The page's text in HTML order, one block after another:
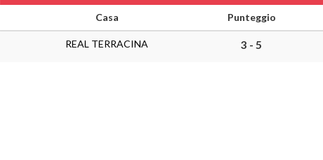
Casa
Punteggio
REAL TERRACINA 3 - 5